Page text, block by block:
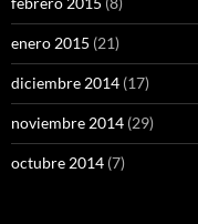
enero 2015 (21)
diciembre 2014 (17)
noviembre 2014 (29)
octubre 2014 (7)